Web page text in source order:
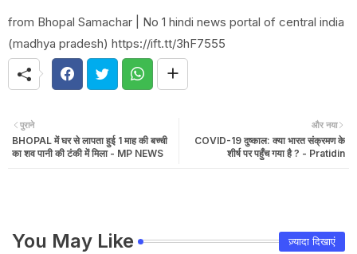
from Bhopal Samachar | No 1 hindi news portal of central india
(madhya pradesh) https://ift.tt/3hF7555
और नया
COVID-19 दुष्काल: क्या भारत संक्रमण के
शीर्ष पर पहुँच गया है ? - Pratidin
पुराने
BHOPAL में घर से लापता हुई 1 माह की बच्ची
का शव पानी की टंकी में मिला - MP NEWS
You May Like ज़्यादा दिखाएं